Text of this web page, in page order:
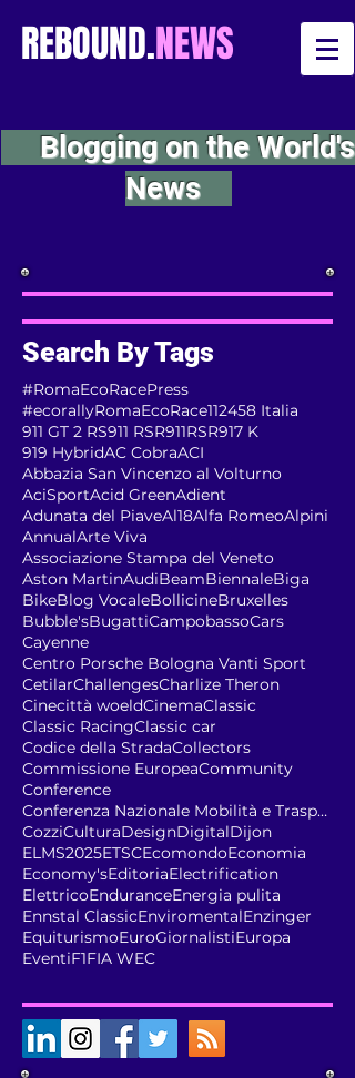
REBOUND.NEWS
Blogging on the World's
News
Search By Tags
#RomaEcoRacePress
#ecorallyRomaEcoRace112458 Italia
911 GT 2 RS911 RSR911RSR917 K
919 HybridAC CobraACI
Abbazia San Vincenzo al Volturno
AciSportAcid GreenAdient
Adunata del PiaveAl18Alfa RomeoAlpini
AnnualArte Viva
Associazione Stampa del Veneto
Aston MartinAudiBeamBiennaleBiga
BikeBlog VocaleBollicineBruxelles
Bubble'sBugattiCampobassoCars
Cayenne
Centro Porsche Bologna Vanti Sport
CetilarChallengesCharlize Theron
Cinecittà woeldCinemaClassic
Classic RacingClassic car
Codice della StradaCollectors
Commissione EuropeaCommunity
Conference
Conferenza Nazionale Mobilità e Trasporto Sostenib
CozziCulturaDesignDigitalDijon
ELMS2025ETSCEcomondoEconomia
Economy'sEditoriaElectrification
ElettricoEnduranceEnergia pulita
Ennstal ClassicEnviromentalEnzinger
EquiturismoEuroGiornalistiEuropa
EventiF1FIA WEC